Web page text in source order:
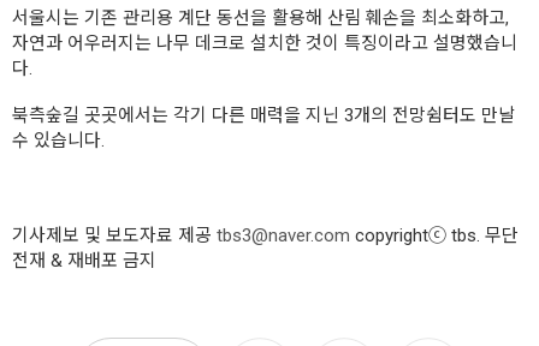
서울시는 기존 관리용 계단 동선을 활용해 산림 훼손을 최소화하고,
자연과 어우러지는 나무 데크로 설치한 것이 특징이라고 설명했습니
다.
북측숲길 곳곳에서는 각기 다른 매력을 지닌 3개의 전망쉼터도 만날
수 있습니다.
기사제보 및 보도자료 제공 tbs3@naver.com copyrightⓒ tbs. 무단
전재 & 재배포 금지